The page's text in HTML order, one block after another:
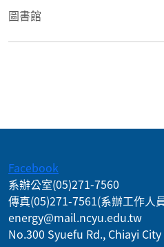
圖書館
Facebook
系辦公室(05)271-7560
傳真(05)271-7561(系辦工作人
energy@mail.ncyu.edu.tw
No.300 Syuefu Rd., Chiayi